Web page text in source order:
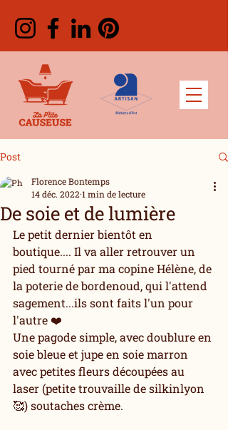
Post
De soie et de lumière
Florence Bontemps
14 déc. 2022 1 min de lecture
Le petit dernier bientôt en
boutique.... Il va aller retrouver un
pied tourné par ma copine Hélène, de
la poterie de bordenoud, qui l'attend
sagement...ils sont faits l'un pour
l'autre ❤️
Une pagode simple, avec doublure en
soie bleue et jupe en soie marron
avec petites fleurs découpées au
laser (petite trouvaille de silkinlyon
🥰) soutaches crème.